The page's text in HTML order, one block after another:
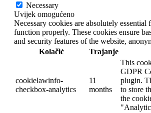
Necessary
Uvijek omogućeno
Necessary cookies are absolutely essential
function properly. These cookies ensure
and security features of the website,
Kolačić
Trajanje
cookielawinfo-
checkbox-analytics
11
months
This
GDPR
plugin.
to store
the